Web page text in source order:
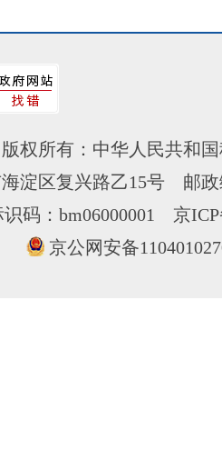
版权所有：中华人民共和
海淀区复兴路乙15号 邮
识码：bm06000001 京
京公网安备